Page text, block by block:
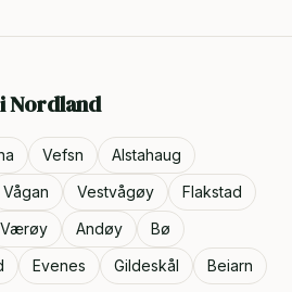
Nordland
Vefsn
Alstahaug
Vågan Vestvågøy
Flakstad
Værøy Andøy
Bø
Evenes Gildeskål
Beiarn